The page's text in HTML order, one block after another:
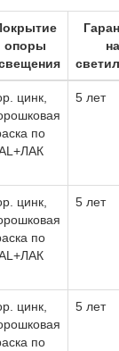
опоры
на
цинк,
по
5 лет
цинк,
по
5 лет
цинк,
по
5 лет